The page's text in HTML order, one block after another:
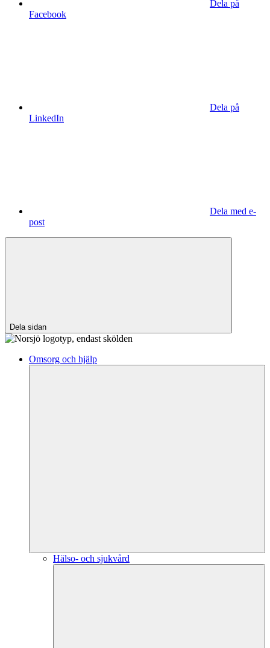
Dela på
Facebook
Dela på
LinkedIn
Dela med e-
post
Dela sidan
Omsorg och hjälp
Hälso- och sjukvård